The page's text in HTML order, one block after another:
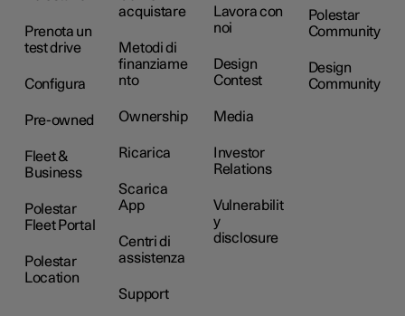
Prenota un
test drive
Configura
Pre-owned
Fleet &
Business
Polestar
Fleet Portal
Polestar
Location
acquistare
Metodi di
finanziame
nto
Ownership
Ricarica
Scarica
App
Centri di
assistenza
Support
Lavora con
noi
Design
Contest
Media
Investor
Relations
Vulnerabilit
y
disclosure
Polestar
Community
Design
Community